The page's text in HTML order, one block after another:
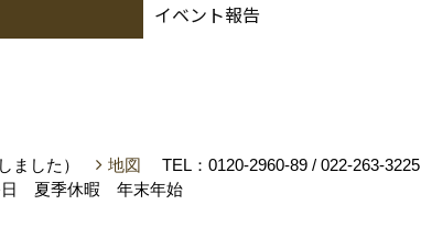
イベント報告
ました） 地図 TEL： 0120-2960-89 / 022-263-3225
日 夏季休暇 年末年始